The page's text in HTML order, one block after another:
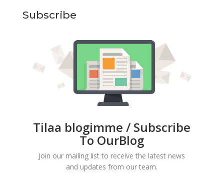
Subscribe
Tilaa blogimme / Subscribe
To OurBlog
Join our mailing list to receive the latest news
and updates from our team.